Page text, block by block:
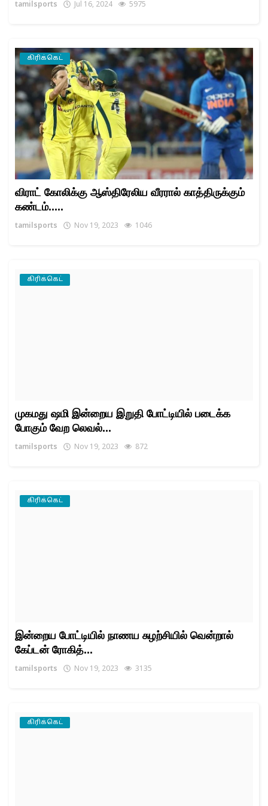
tamilsports Jul 16, 2024 5975
கிரிக்கெட்
விராட் கோலிக்கு ஆஸ்திரேலிய வீரரால் காத்திருக்கும்
கண்டம்.....
tamilsports Nov 19, 2023 1046
கிரிக்கெட்
முகமது ஷமி இன்றைய இறுதி போட்டியில் படைக்க
போகும் வேற லெவல்...
tamilsports Nov 19, 2023 872
கிரிக்கெட்
இன்றைய போட்டியில் நாணய சுழற்சியில் வென்றால்
கேப்டன் ரோகித்...
tamilsports Nov 19, 2023 3135
கிரிக்கெட்